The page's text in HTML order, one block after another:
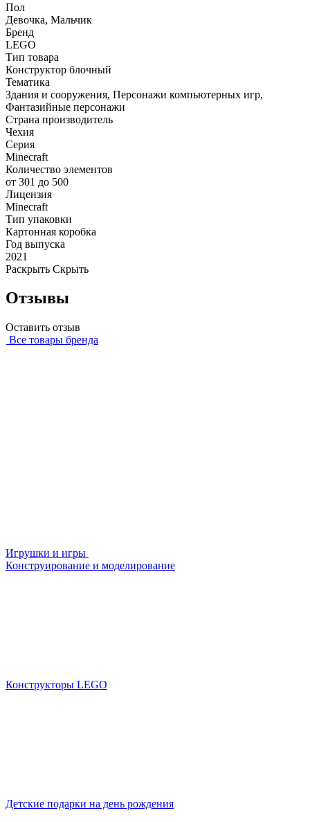
Пол
Девочка, Мальчик
Бренд
LEGO
Тип товара
Конструктор блочный
Тематика
Здания и сооружения, Персонажи компьютерных игр,
Фантазийные персонажи
Страна производитель
Чехия
Серия
Minecraft
Количество элементов
от 301 до 500
Лицензия
Minecraft
Тип упаковки
Картонная коробка
Год выпуска
2021
Раскрыть Скрыть
Отзывы
Оставить отзыв
Все товары бренда
Игрушки и игры
Конструирование и моделирование
Конструкторы LEGO
Детские подарки на день рождения